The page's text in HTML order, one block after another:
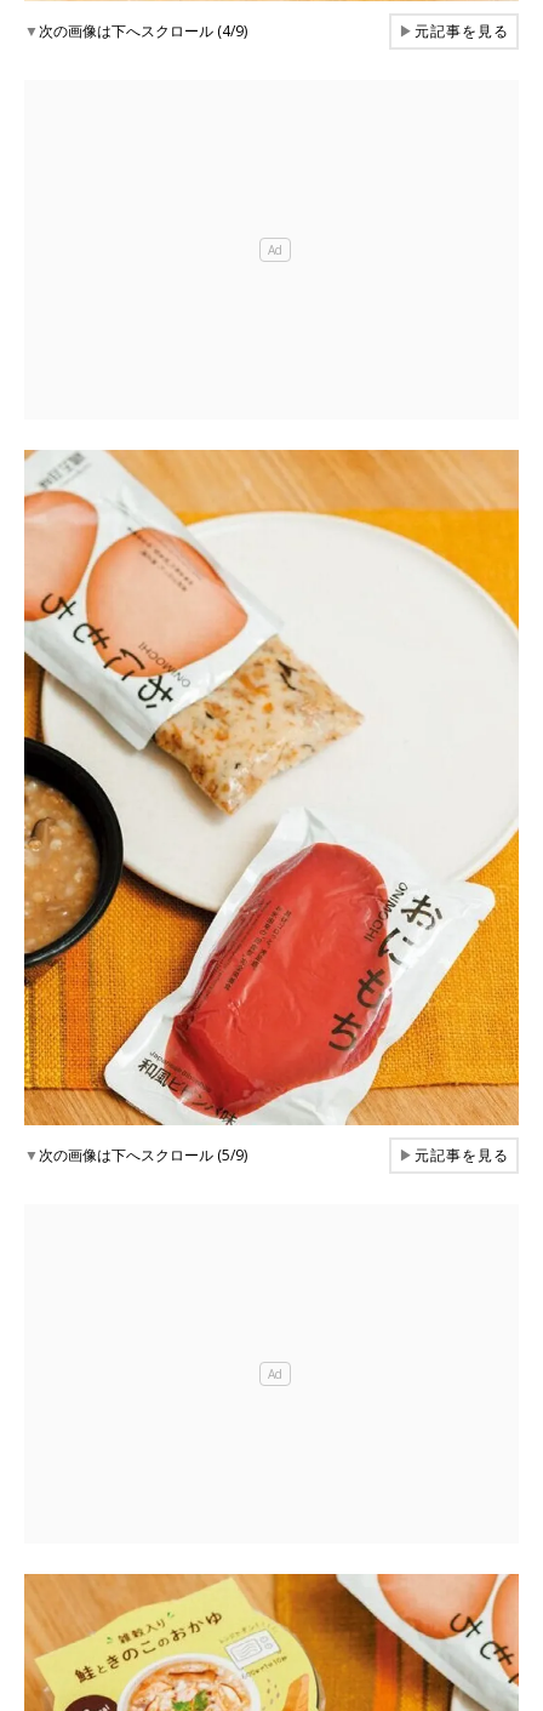
▼次の画像は下へスクロール (4/9) ▶元記事を見る
▼次の画像は下へスクロール (5/9) ▶元記事を見る